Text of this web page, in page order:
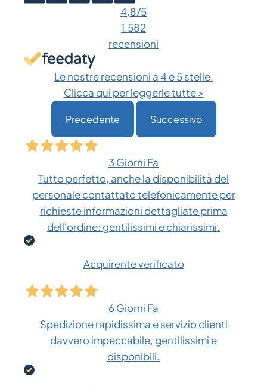
4,8/5
1.582
recensioni
Le nostre recensioni a 4 e 5 stelle.
Clicca qui per leggerle tutte >
Precedente Successivo
3 Giorni Fa
Tutto perfetto, anche la disponibilità del
personale contattato telefonicamente per
richieste informazioni dettagliate prima
dell'ordine: gentilissimi e chiarissimi.
Acquirente verificato
6 Giorni Fa
Spedizione rapidissima e servizio clienti
davvero impeccabile, gentilissimi e
disponibili.